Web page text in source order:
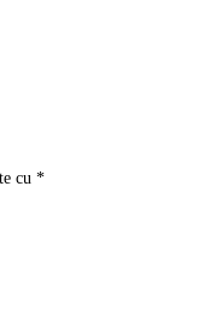
cu *